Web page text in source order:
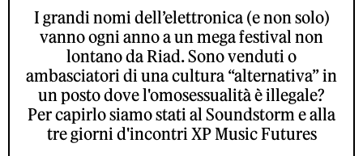
I grandi nomi dell’elettronica (e non solo)
vanno ogni anno a un mega festival non
lontano da Riad. Sono venduti o
ambasciatori di una cultura “alternativa” in
un posto dove l'omosessualità è illegale?
Per capirlo siamo stati al Soundstorm e alla
tre giorni d'incontri XP Music Futures